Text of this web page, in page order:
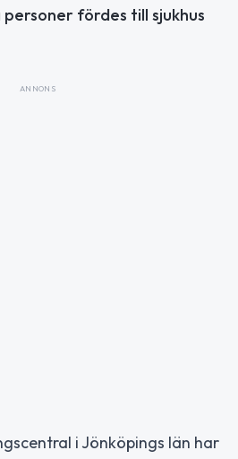
fördes till sjukhus
ANNONS
i Jönköpings län har